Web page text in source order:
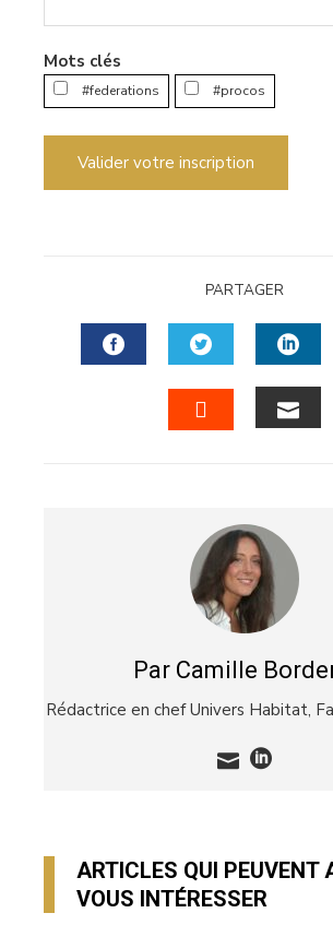
Mots clés
#federations #procos
Valider votre inscription
PARTAGER
FACEBOOKTWITTER
Par Camille
Rédactrice en chef Univers Habitat,
ARTICLES QUI PEUVENT
VOUS INTÉRESSER